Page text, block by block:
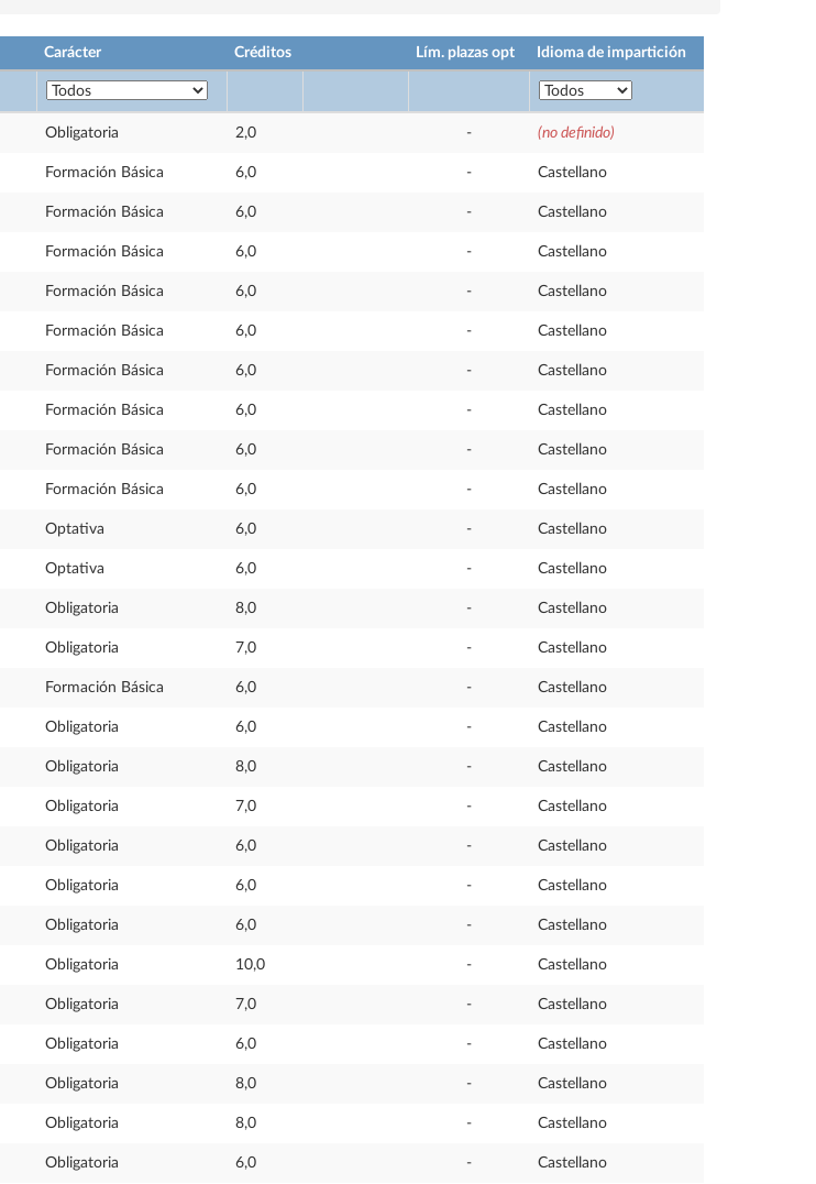
Carácter Créditos Lím. plazas opt Idioma de impartición
Obligatoria 2,0 - (no definido)
Formación Básica 6,0 - Castellano
Formación Básica 6,0 - Castellano
Formación Básica 6,0 - Castellano
Formación Básica 6,0 - Castellano
Formación Básica 6,0 - Castellano
Formación Básica 6,0 - Castellano
Formación Básica 6,0 - Castellano
Formación Básica 6,0 - Castellano
Formación Básica 6,0 - Castellano
Optativa 6,0 - Castellano
Optativa 6,0 - Castellano
Obligatoria 8,0 - Castellano
Obligatoria 7,0 - Castellano
Formación Básica 6,0 - Castellano
Obligatoria 6,0 - Castellano
Obligatoria 8,0 - Castellano
Obligatoria 7,0 - Castellano
Obligatoria 6,0 - Castellano
Obligatoria 6,0 - Castellano
Obligatoria 6,0 - Castellano
Obligatoria 10,0 - Castellano
Obligatoria 7,0 - Castellano
Obligatoria 6,0 - Castellano
Obligatoria 8,0 - Castellano
Obligatoria 8,0 - Castellano
Obligatoria 6,0 - Castellano